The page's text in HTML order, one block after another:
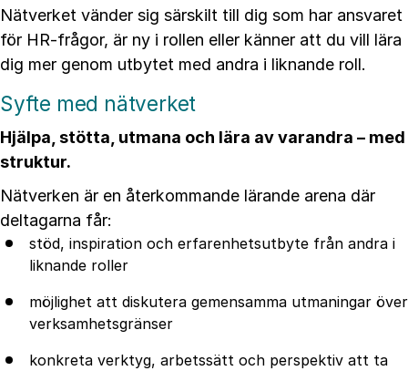
Nätverket vänder sig särskilt till dig som har ansvaret
för HR-frågor, är ny i rollen eller känner att du vill lära
dig mer genom utbytet med andra i liknande roll.
Syfte med nätverket
Hjälpa, stötta, utmana och lära av varandra – med
struktur.
Nätverken är en återkommande lärande arena där
deltagarna får:
stöd, inspiration och erfarenhetsutbyte från andra i
liknande roller
möjlighet att diskutera gemensamma utmaningar över
verksamhetsgränser
konkreta verktyg, arbetssätt och perspektiv att ta